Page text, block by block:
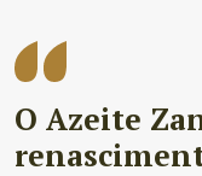
O Azeite